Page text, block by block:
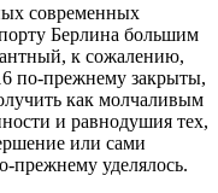
современных
Берлина большим
к сожалению,
по-прежнему закрыты,
как молчаливым
и равнодушия тех,
или сами
прежнему уделялось.